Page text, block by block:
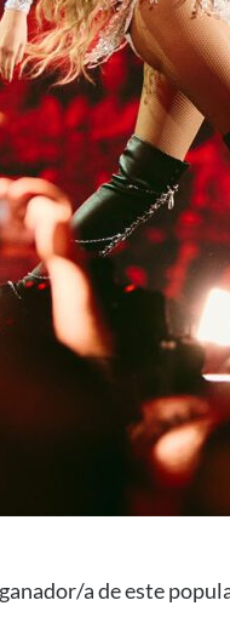
a de este